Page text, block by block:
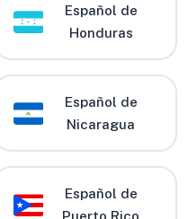
Español de
Honduras
Español de
Nicaragua
Español de
Puerto Rico